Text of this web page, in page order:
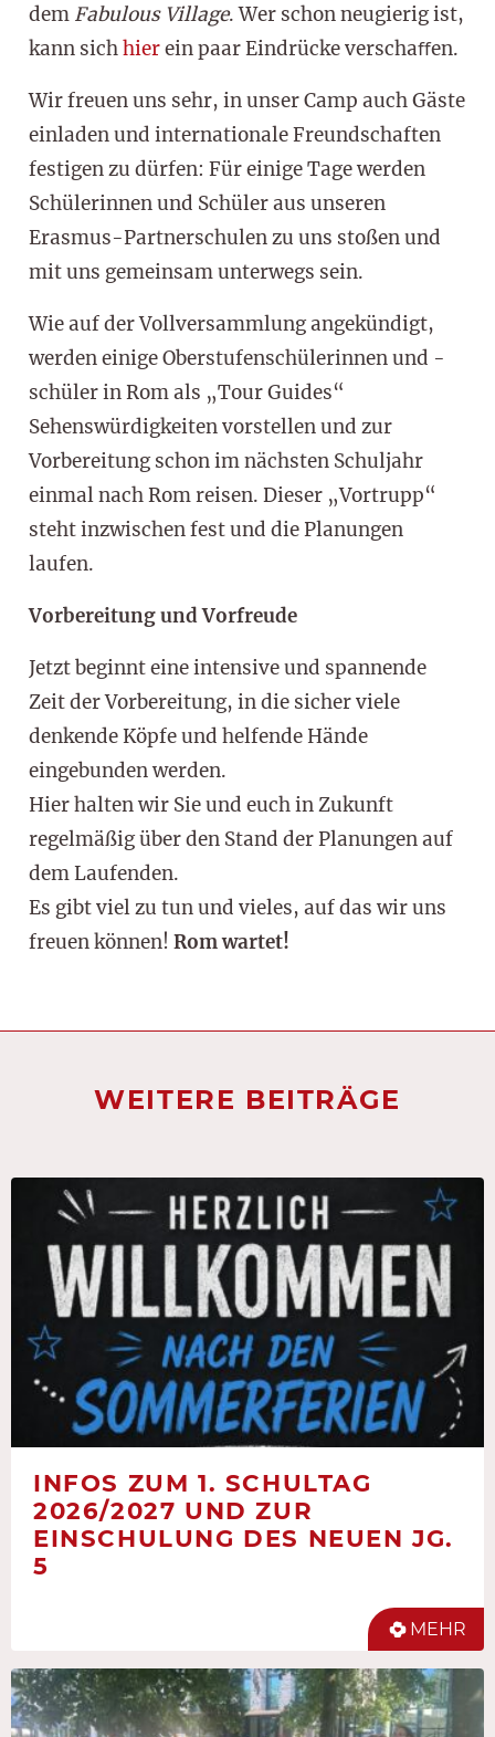
dem Fabulous Village. Wer schon neugierig ist,
kann sichhierein paar Eindrücke verschaﬀen.
Wir freuen uns sehr, in unser Camp auch Gäste
einladen und internationale Freundschaften
festigen zu dürfen: Für einige Tage werden
Schülerinnen und Schüler aus unseren
Erasmus-Partnerschulen zu uns stoßen und
mit uns gemeinsam unterwegs sein.
Wie auf der Vollversammlung angekündigt,
werden einige Oberstufenschülerinnen und -
schüler in Rom als „Tour Guides“
Sehenswürdigkeiten vorstellen und zur
Vorbereitung schon im nächsten Schuljahr
einmal nach Rom reisen. Dieser „Vortrupp“
steht inzwischen fest und die Planungen
laufen.
Vorbereitung und Vorfreude
Jetzt beginnt eine intensive und spannende
Zeit der Vorbereitung, in die sicher viele
denkende Köpfe und helfende Hände
eingebunden werden.
Hier halten wir Sie und euch in Zukunft
regelmäßig über den Stand der Planungen auf
dem Laufenden.
Es gibt viel zu tun und vieles, auf das wir uns
freuen können! Rom wartet!
WEITERE BEITRÄGE
INFOS ZUM 1. SCHULTAG
2026/2027 UND ZUR
EINSCHULUNG DES NEUEN JG.
5
MEHR